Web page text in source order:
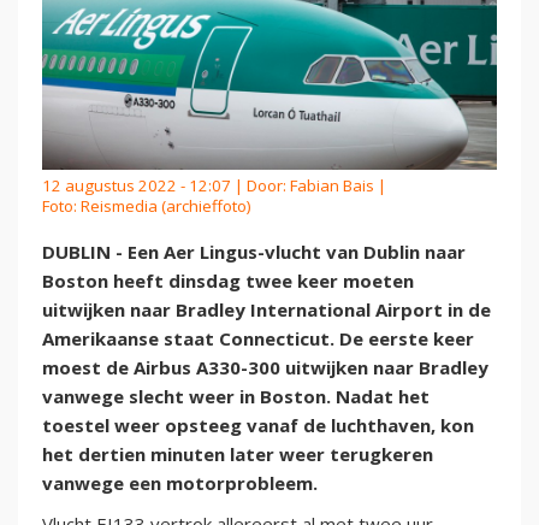
12 augustus 2022 - 12:07 | Door: Fabian Bais |
Foto: Reismedia (archieffoto)
DUBLIN - Een Aer Lingus-vlucht van Dublin naar
Boston heeft dinsdag twee keer moeten
uitwijken naar Bradley International Airport in de
Amerikaanse staat Connecticut. De eerste keer
moest de Airbus A330-300 uitwijken naar Bradley
vanwege slecht weer in Boston. Nadat het
toestel weer opsteeg vanaf de luchthaven, kon
het dertien minuten later weer terugkeren
vanwege een motorprobleem.